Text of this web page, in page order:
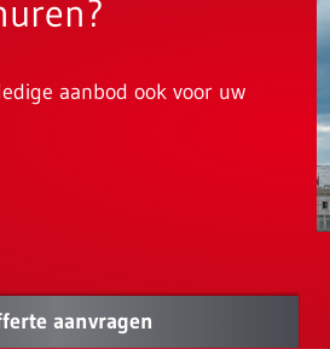
aanbod ook voor uw
aanvragen